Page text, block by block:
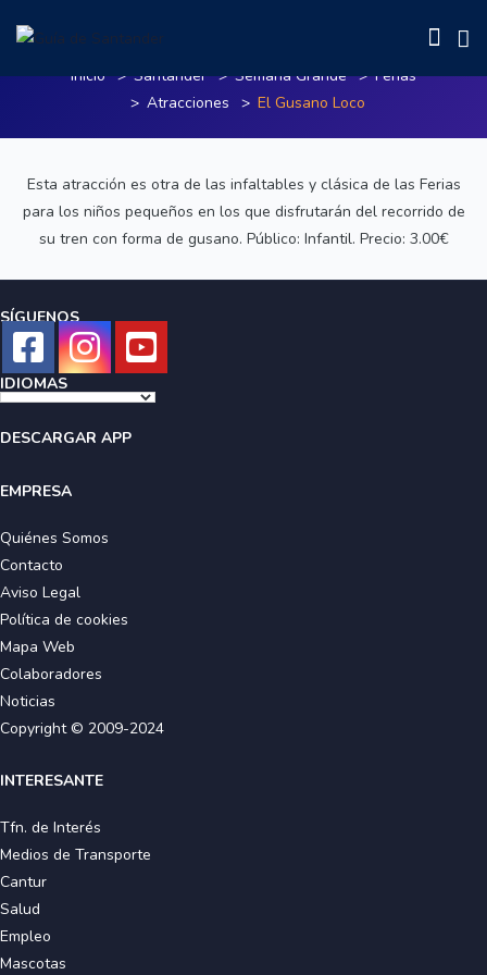
El Gusano Loco
Inicio Santander Semana Grande
Ferias
Atracciones
El Gusano Loco
Esta atracción es otra de las infaltables y clásica de las Ferias
para los niños pequeños en los que disfrutarán del recorrido de
su tren con forma de gusano. Público: Infantil. Precio: 3.00€
SÍGUENOS
IDIOMAS
DESCARGAR APP
EMPRESA
Quiénes Somos
Contacto
Aviso Legal
Política de cookies
Mapa Web
Colaboradores
Noticias
Copyright © 2009-2024
INTERESANTE
Tfn. de Interés
Medios de Transporte
Cantur
Salud
Empleo
Mascotas